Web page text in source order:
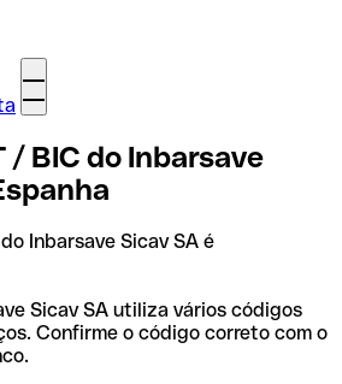
/ BIC do Inbarsave
Inbarsave Sicav SA é
Sicav SA utiliza vários códigos
Confirme o código correto com o